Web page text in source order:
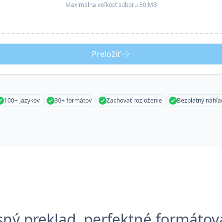
Maximálna veľkosť súboru 80 MB
Preložiť
100+ jazykov 30+ formátov Zachovať rozloženie Bezplatný